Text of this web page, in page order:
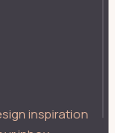
inspiration